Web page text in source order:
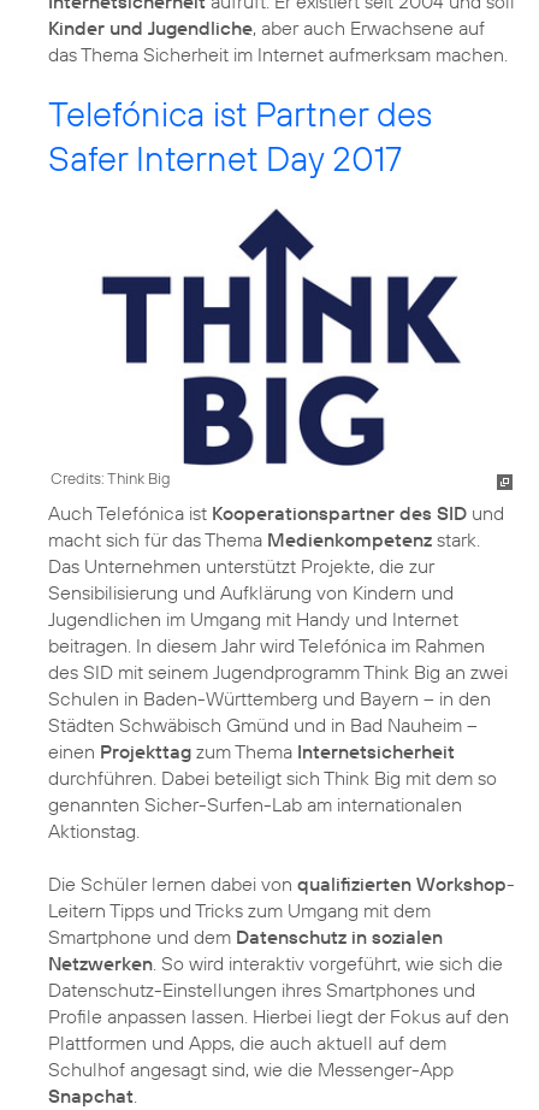
Kinder und Jugendliche, aber auch Erwachsene auf
das Thema Sicherheit im Internet aufmerksam machen.
Telefónica ist Partner des
Safer Internet Day 2017
Credits: Think Big
Auch Telefónica ist Kooperationspartner des SID und
macht sich für das Thema Medienkompetenz stark.
Das Unternehmen unterstützt Projekte, die zur
Sensibilisierung und Aufklärung von Kindern und
Jugendlichen im Umgang mit Handy und Internet
beitragen. In diesem Jahr wird Telefónica im Rahmen
des SID mit seinem Jugendprogramm Think Big an zwei
Schulen in Baden-Württemberg und Bayern – in den
Städten Schwäbisch Gmünd und in Bad Nauheim –
einen Projekttag zum Thema Internetsicherheit
durchführen. Dabei beteiligt sich Think Big mit dem so
genannten Sicher-Surfen-Lab am internationalen
Aktionstag.
Die Schüler lernen dabei von qualifizierten Workshop-
Leitern Tipps und Tricks zum Umgang mit dem
Smartphone und dem Datenschutz in sozialen
Netzwerken. So wird interaktiv vorgeführt, wie sich die
Datenschutz-Einstellungen ihres Smartphones und
Profile anpassen lassen. Hierbei liegt der Fokus auf den
Plattformen und Apps, die auch aktuell auf dem
Schulhof angesagt sind, wie die Messenger-App
Snapchat.